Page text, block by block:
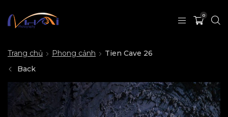
0
Trang chủ Phong cảnh
Tien Cave 26
Back